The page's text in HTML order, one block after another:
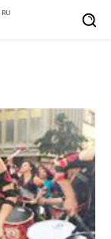
RU